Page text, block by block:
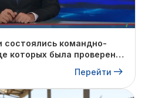
состоялись командно-
которых была проверена
Перейти